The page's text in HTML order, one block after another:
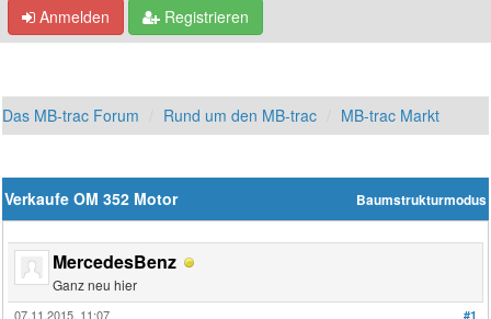
Anmelden Registrieren
Das MB-trac Forum Rund um den MB-trac MB-trac Markt
Baumstrukturmodus
Verkaufe OM 352 Motor
MercedesBenz
Ganz neu hier
#1
07.11.2015, 11:07